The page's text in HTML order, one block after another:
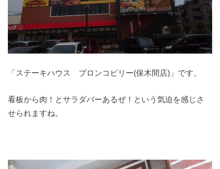
「ステーキハウス ブロンコビリー(保木間店)」です。
看板から肉！とサラダバーあるぜ！という気迫を感じさ
せられますね。